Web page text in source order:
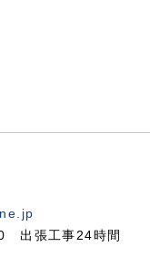
出張工事24時間